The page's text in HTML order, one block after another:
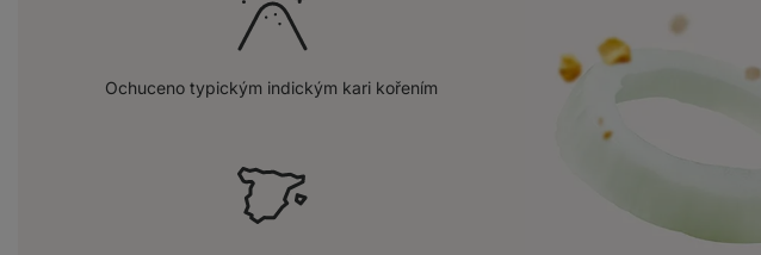
Ochuceno typickým indickým kari kořením